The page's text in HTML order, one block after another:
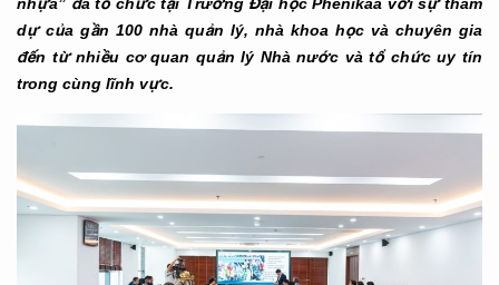
dự của gần 100 nhà quản lý, nhà khoa học và chuyên gia
đến từ nhiều cơ quan quản lý Nhà nước và tổ chức uy tín
trong cùng lĩnh vực.